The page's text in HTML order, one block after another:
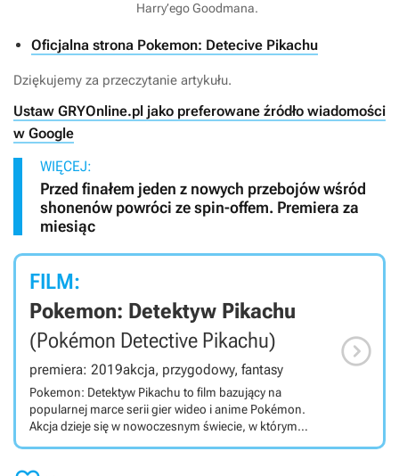
Harry’ego Goodmana.
Oficjalna strona Pokemon: Detecive Pikachu
Dziękujemy za przeczytanie artykułu.
Ustaw GRYOnline.pl jako preferowane źródło wiadomości
w Google
WIĘCEJ:
Przed finałem jeden z nowych przebojów wśród
shonenów powróci ze spin-offem. Premiera za
miesiąc
FILM:
Pokemon: Detektyw Pikachu
(Pokémon Detective Pikachu)
premiera: 2019akcja, przygodowy, fantasy
Pokemon: Detektyw Pikachu to film bazujący na
popularnej marce serii gier wideo i anime Pokémon.
Akcja dzieje się w nowoczesnym świecie, w którym
